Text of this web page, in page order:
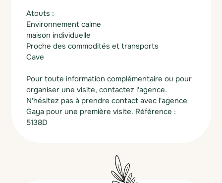
Atouts :
Environnement calme
maison individuelle
Proche des commodités et transports
Cave
Pour toute information complémentaire ou pour
organiser une visite, contactez l'agence.
N'hésitez pas à prendre contact avec l'agence
Gaya pour une première visite. Référence :
5138D